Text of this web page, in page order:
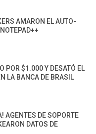
AMARON EL AUTO-
POR $1.000 Y DESATÓ EL
LA BANCA DE BRASIL
AGENTES DE SOPORTE
DATOS DE